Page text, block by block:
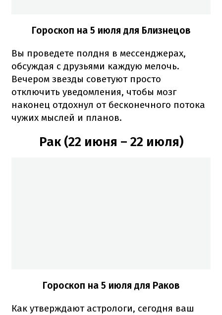
Гороскоп на 5 июля для Близнецов
Вы проведете полдня в мессенджерах,
обсуждая с друзьями каждую мелочь.
Вечером звезды советуют просто
отключить уведомления, чтобы мозг
наконец отдохнул от бесконечного потока
чужих мыслей и планов.
Рак (22 июня – 22 июля)
Гороскоп на 5 июля для Раков
Как утверждают астрологи, сегодня ваш